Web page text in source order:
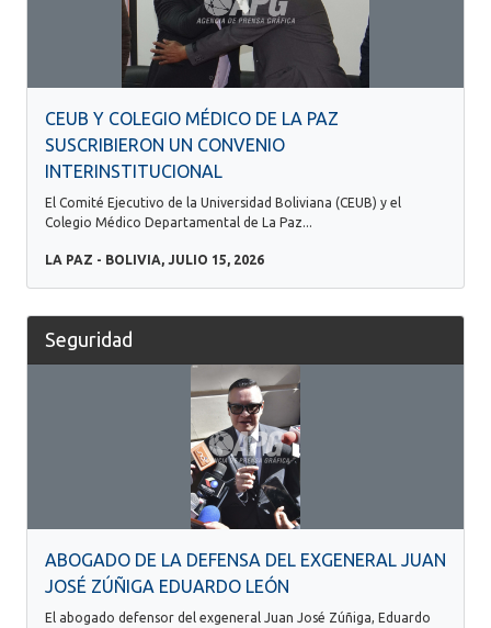
CEUB Y COLEGIO MÉDICO DE LA PAZ
SUSCRIBIERON UN CONVENIO
INTERINSTITUCIONAL
El Comité Ejecutivo de la Universidad Boliviana (CEUB) y el
Colegio Médico Departamental de La Paz...
LA PAZ - BOLIVIA, JULIO 15, 2026
Seguridad
ABOGADO DE LA DEFENSA DEL EXGENERAL JUAN
JOSÉ ZÚÑIGA EDUARDO LEÓN
El abogado defensor del exgeneral Juan José Zúñiga, Eduardo